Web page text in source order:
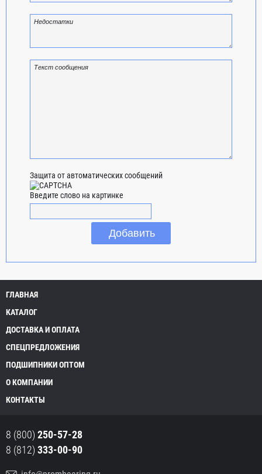
Защита от автоматических сообщений
Введите слово на картинке
ГЛАВНАЯ
КАТАЛОГ
ДОСТАВКА И ОПЛАТА
СПЕЦПРЕДЛОЖЕНИЯ
ПОДШИПНИКИ ОПТОМ
О КОМПАНИИ
КОНТАКТЫ
8 (800) 250-57-28
8 (812) 333-00-90